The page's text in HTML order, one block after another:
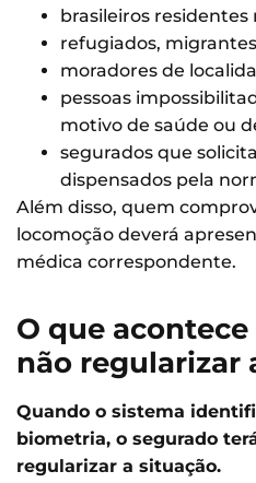
brasileiros residentes
refugiados,
moradores de
pessoas
motivo de saúde ou
segurados que
dispensados pela
Além disso, quem
locomoção deverá
médica correspondente.
O que
não regularizar
Quando o sistema
biometria, o segurado
regularizar a situação.